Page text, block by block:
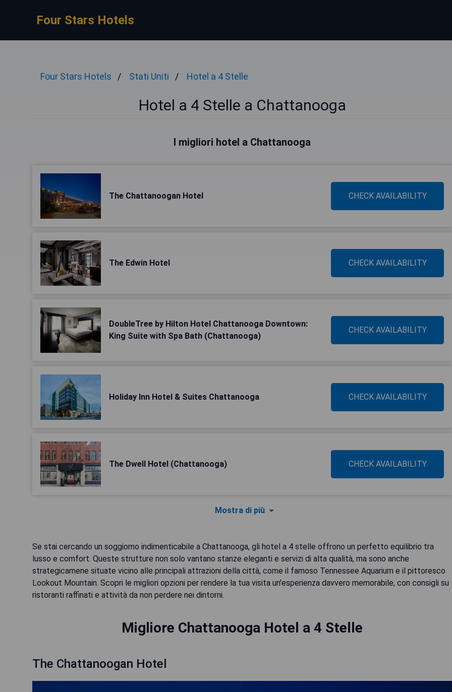
Four Stars Hotels
Four Stars Hotels Stati Uniti Hotel a 4 Stelle
Hotel a 4 Stelle a Chattanooga
I migliori hotel a Chattanooga
The Chattanoogan Hotel CHECK AVAILABILITY
The Edwin Hotel CHECK AVAILABILITY
DoubleTree by Hilton Hotel Chattanooga Downtown:
King Suite with Spa Bath (Chattanooga)
CHECK AVAILABILITY
Holiday Inn Hotel & Suites Chattanooga CHECK AVAILABILITY
The Dwell Hotel (Chattanooga) CHECK AVAILABILITY
Mostra di più
Se stai cercando un soggiorno indimenticabile a Chattanooga, gli hotel a 4 stelle offrono un perfetto equilibrio tra
lusso e comfort. Queste strutture non solo vantano stanze eleganti e servizi di alta qualità, ma sono anche
strategicamene situate vicino alle principali attrazioni della città, come il famoso Tennessee Aquarium e il pittoresco
Lookout Mountain. Scopri le migliori opzioni per rendere la tua visita un'esperienza davvero memorabile, con consigli su
ristoranti raffinati e attività da non perdere nei dintorni.
Migliore Chattanooga Hotel a 4 Stelle
The Chattanoogan Hotel